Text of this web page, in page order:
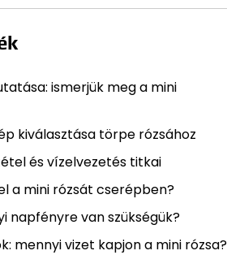
ismerjük meg a mini
kiválasztása törpe rózsához
és vízelvezetés titkai
a mini rózsát cserépben?
napfényre van szükségük?
mennyi vizet kapjon a mini rózsa?